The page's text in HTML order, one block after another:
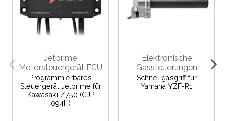
Jetprime
Motorsteuergerät ECU
Programmierbares
Steuergerät Jetprime für
Kawasaki Z750 (CJP
094H)
Elektronische
Gassteuerungen
Schnellgasgriff für
Yamaha YZF-R1